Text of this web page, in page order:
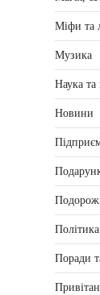
Міфи та
Музика
Наука та
Новини
Політика
Поради